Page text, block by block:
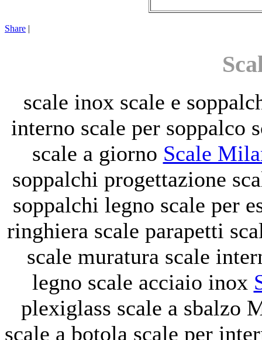
Share
scale inox scale e
interno scale per soppalco
scale a giorno Scale
soppalchi progettazione
soppalchi legno scale per
ringhiera scale parapetti
scale muratura scale
legno scale acciaio inox
plexiglass scale a sbalzo
scale a botola scale per